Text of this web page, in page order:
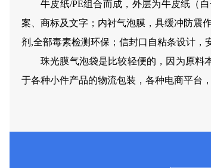
牛皮纸/PE组合而成，外层为牛皮纸（
案、商标及文字；内衬气泡膜，具缓冲防震
剂,全部毒素检测环保；信封口自粘条设计，
珠光膜气泡袋是比较轻便的，因为原料
于各种小件产品的物流包装，各种电商平台